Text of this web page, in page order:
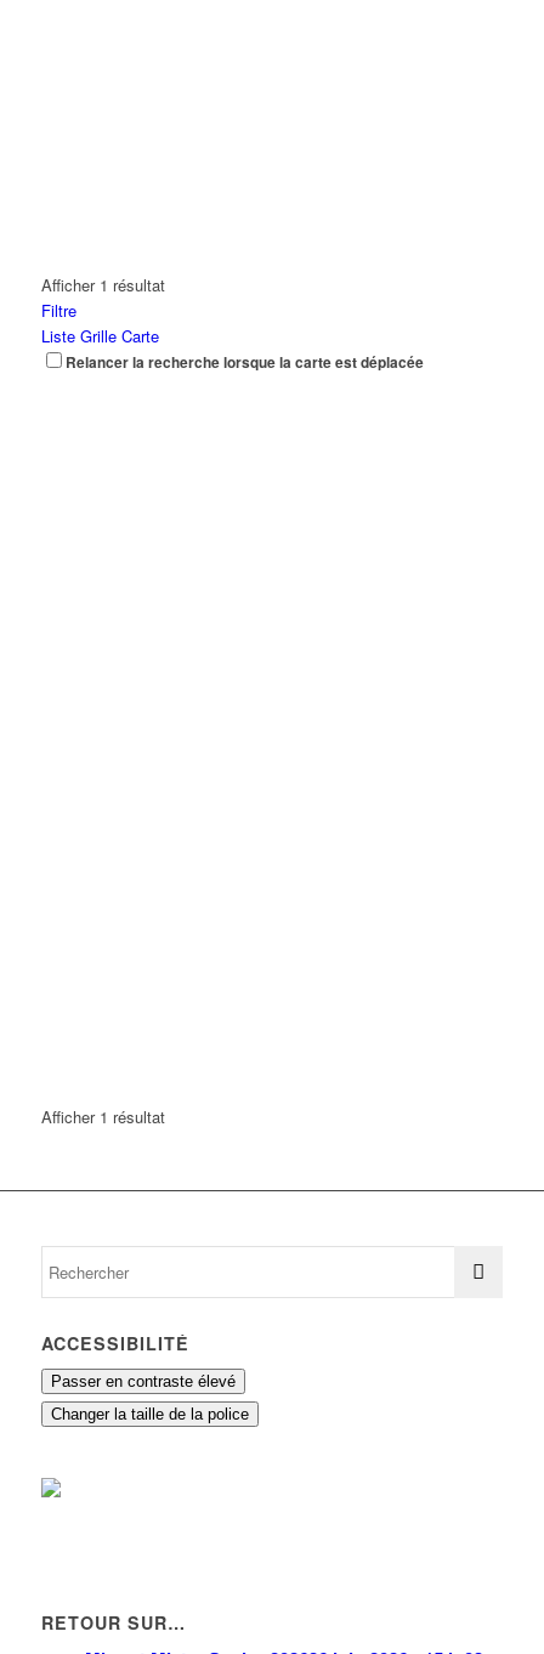
Afficher 1 résultat
Filtre
Liste Grille Carte
Relancer la recherche lorsque la carte est déplacée
Afficher 1 résultat
ACCESSIBILITÉ
Passer en contraste élevé
Changer la taille de la police
RETOUR SUR…